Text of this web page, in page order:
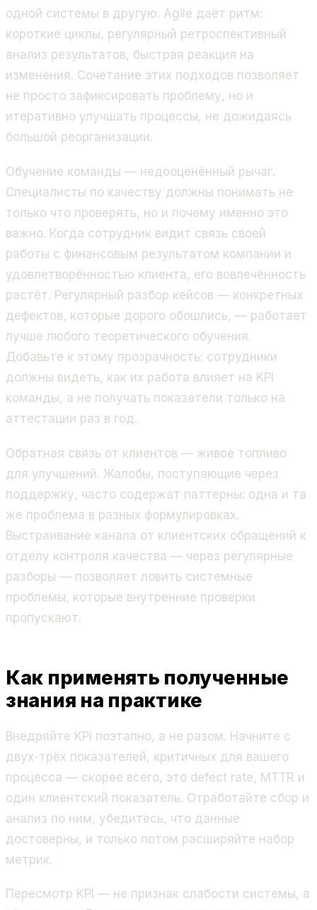
одной системы в другую. Agile даёт ритм:
короткие циклы, регулярный ретроспективный
анализ результатов, быстрая реакция на
изменения. Сочетание этих подходов позволяет
не просто зафиксировать проблему, но и
итеративно улучшать процессы, не дожидаясь
большой реорганизации.
Обучение команды — недооценённый рычаг.
Специалисты по качеству должны понимать не
только что проверять, но и почему именно это
важно. Когда сотрудник видит связь своей
работы с финансовым результатом компании и
удовлетворённостью клиента, его вовлечённость
растёт. Регулярный разбор кейсов — конкретных
дефектов, которые дорого обошлись, — работает
лучше любого теоретического обучения.
Добавьте к этому прозрачность: сотрудники
должны видеть, как их работа влияет на KPI
команды, а не получать показатели только на
аттестации раз в год.
Обратная связь от клиентов — живое топливо
для улучшений. Жалобы, поступающие через
поддержку, часто содержат паттерны: одна и та
же проблема в разных формулировках.
Выстраивание канала от клиентских обращений к
отделу контроля качества — через регулярные
разборы — позволяет ловить системные
проблемы, которые внутренние проверки
пропускают.
Как применять полученные
знания на практике
Внедряйте KPI поэтапно, а не разом. Начните с
двух-трёх показателей, критичных для вашего
процесса — скорее всего, это defect rate, MTTR и
один клиентский показатель. Отработайте сбор и
анализ по ним, убедитесь, что данные
достоверны, и только потом расширяйте набор
метрик.
Пересмотр KPI — не признак слабости системы, а